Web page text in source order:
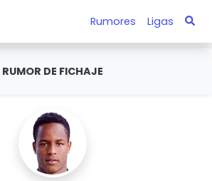
Rumores Ligas
RUMOR DE FICHAJE